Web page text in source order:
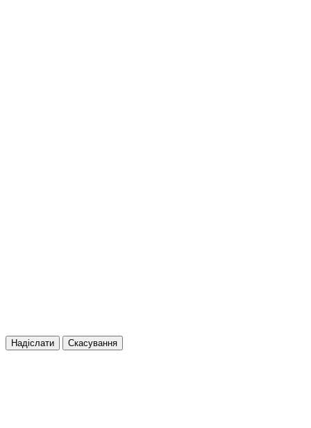
Надіслати Скасування